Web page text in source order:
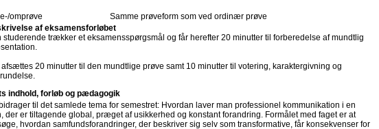
omprøve
Samme prøveform som ved ordinær prøve
af eksamensforløbet
studerende trækker et eksamensspørgsmål og får herefter 20 minutter til forberedelse af mundtlig
afsættes 20 minutter til den mundtlige prøve samt 10 minutter til votering, karaktergivning og
indhold, forløb og pædagogik
til det samlede tema for semestret: Hvordan laver man professionel kommunikation i en
der er tiltagende global, præget af usikkerhed og konstant forandring. Formålet med faget er at
hvordan samfundsforandringer, der beskriver sig selv som transformative, får konsekvenser for